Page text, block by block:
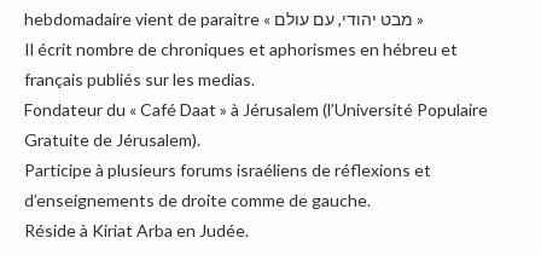
hebdomadaire vient de paraitre « מבט יהודי, עם עולם »
Il écrit nombre de chroniques et aphorismes en hébreu et
français publiés sur les medias.
Fondateur du « Café Daat » à Jérusalem (l’Université Populaire
Gratuite de Jérusalem).
Participe à plusieurs forums israéliens de réflexions et
d’enseignements de droite comme de gauche.
Réside à Kiriat Arba en Judée.